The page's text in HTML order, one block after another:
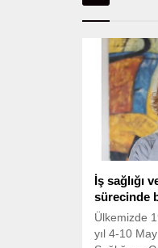
İş sağlığı
sürecinde
Ülkemizde
yıl 4-10